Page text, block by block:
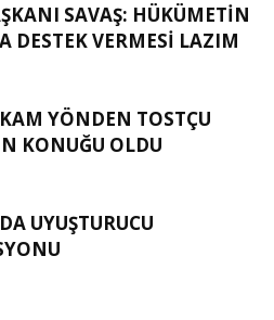
SAVAŞ: HÜKÜMETİN
DESTEK VERMESİ LAZIM
YÖNDEN TOSTÇU
KONUĞU OLDU
UYUŞTURUCU